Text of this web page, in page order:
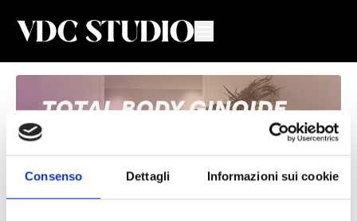
Consenso Dettagli Informazioni sui cookie